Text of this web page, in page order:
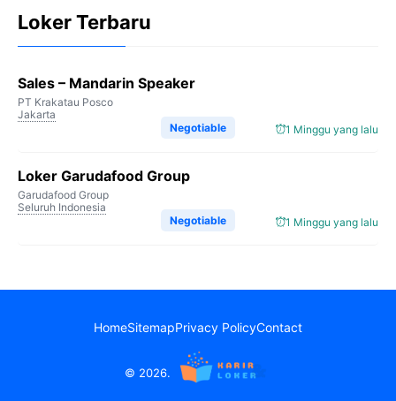
Loker Terbaru
Sales – Mandarin Speaker
PT Krakatau Posco
Jakarta
1 Minggu yang lalu
Negotiable
Loker Garudafood Group
Garudafood Group
Seluruh Indonesia
1 Minggu yang lalu
Negotiable
HomeSitemapPrivacy PolicyContact
© 2026.